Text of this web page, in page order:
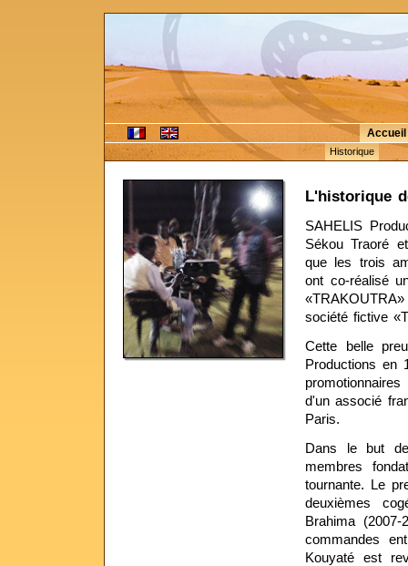
Accueil
Historique
L'historique
SAHELIS
Sékou Traoré
que les trois
ont co-réalisé
société fictive
Cette belle
Productions en
d'un associé
Paris.
Dans le but
membres
tournante. Le
deuxièmes
Brahima
commandes
Kouyaté est